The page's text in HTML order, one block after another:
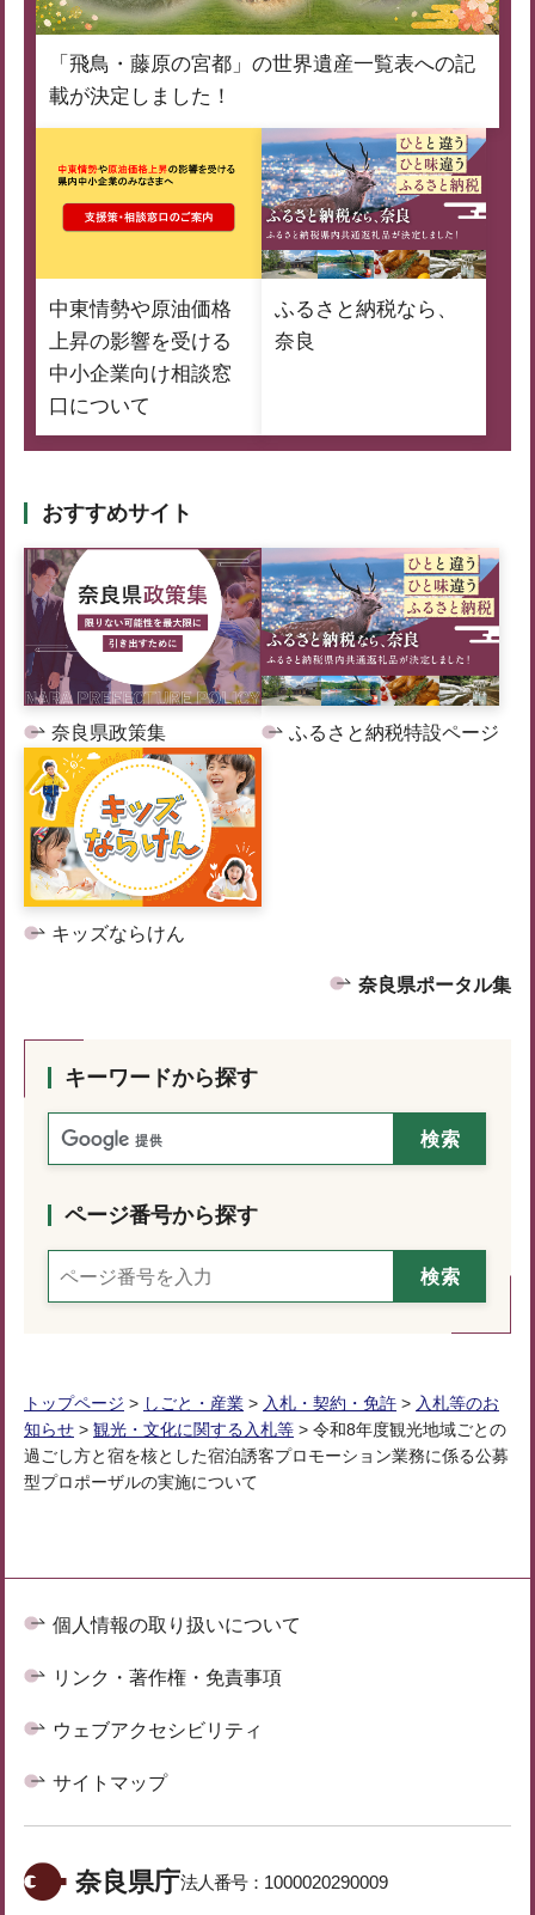
「飛鳥・藤原の宮都」の世界遺産一覧表への記
載が決定しました！
中東情勢や原油価格
上昇の影響を受ける
中小企業向け相談窓
口について
ふるさと納税なら、
奈良
おすすめサイト
奈良県政策集 ふるさと納税特設ページ
キッズならけん
奈良県ポータル集
キーワードから探す
ページ番号から探す
トップページ > しごと・産業 > 入札・契約・免許 > 入札等のお
知らせ > 観光・文化に関する入札等 > 令和8年度観光地域ごとの
過ごし方と宿を核とした宿泊誘客プロモーション業務に係る公募
型プロポーザルの実施について
個人情報の取り扱いについて
リンク・著作権・免責事項
ウェブアクセシビリティ
サイトマップ
奈良県庁法人番号： 1000020290009